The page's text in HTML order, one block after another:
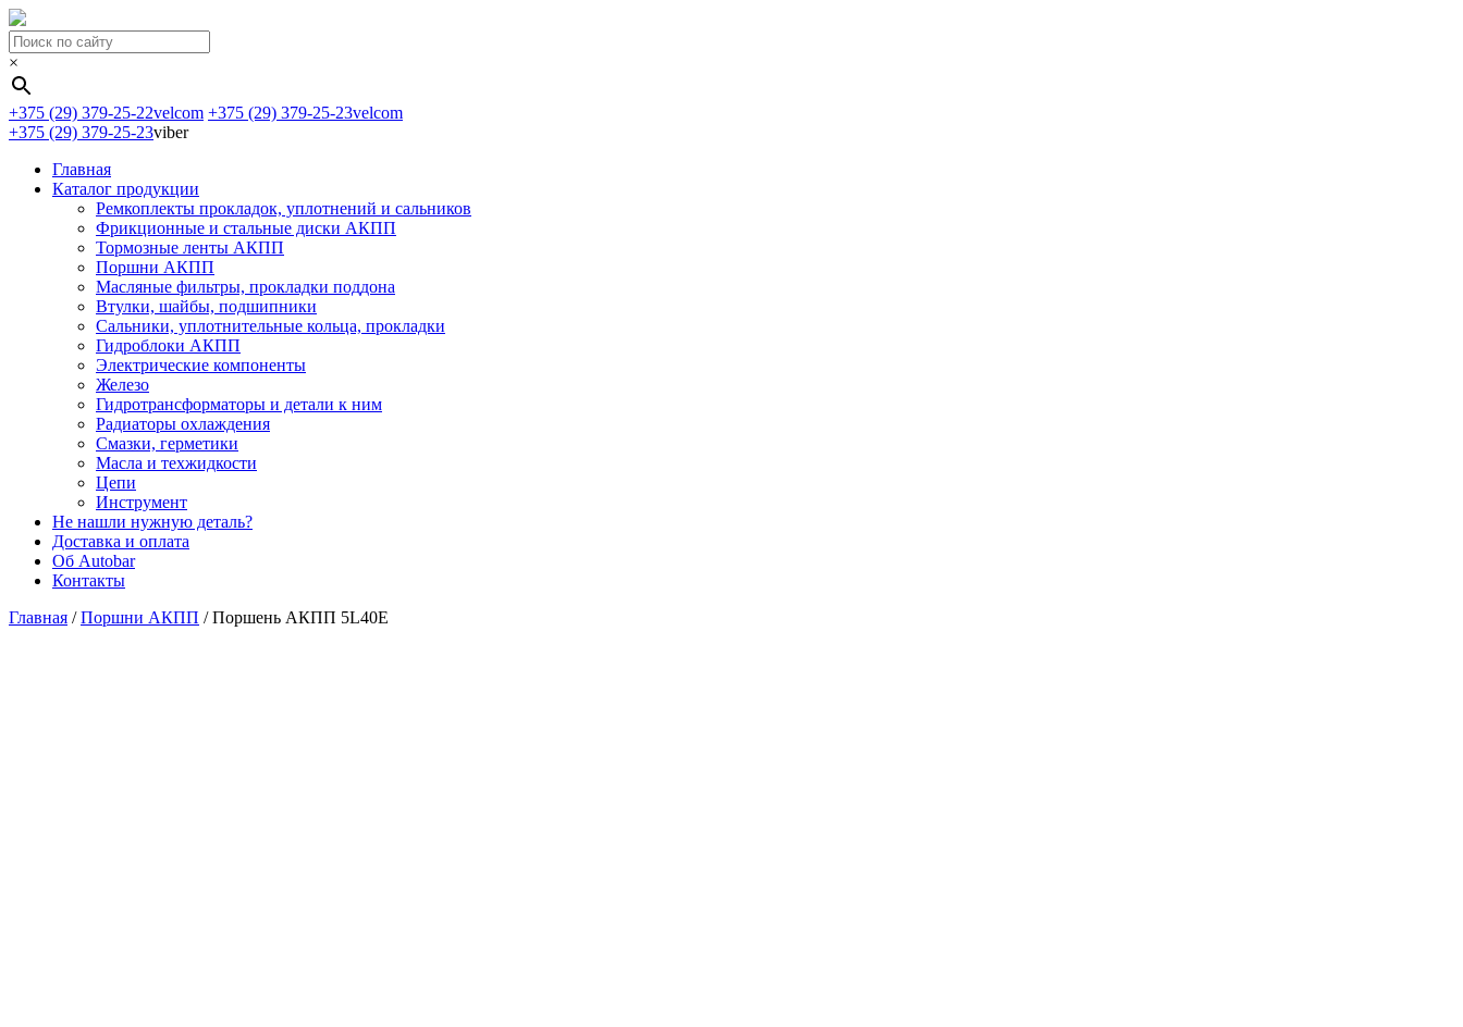
×
+375 (29) 379-25-22velcom +375 (29) 379-25-23velcom
+375 (29) 379-25-23viber
Главная
Каталог продукции
Ремкоплекты прокладок, уплотнений и сальников
Фрикционные и стальные диски АКПП
Тормозные ленты АКПП
Поршни АКПП
Масляные фильтры, прокладки поддона
Втулки, шайбы, подшипники
Сальники, уплотнительные кольца, прокладки
Гидроблоки АКПП
Электрические компоненты
Железо
Гидротрансформаторы и детали к ним
Радиаторы охлаждения
Смазки, герметики
Масла и техжидкости
Цепи
Инструмент
Не нашли нужную деталь?
Доставка и оплата
Об Autobar
Контакты
Главная /Поршни АКПП /Поршень АКПП 5L40E